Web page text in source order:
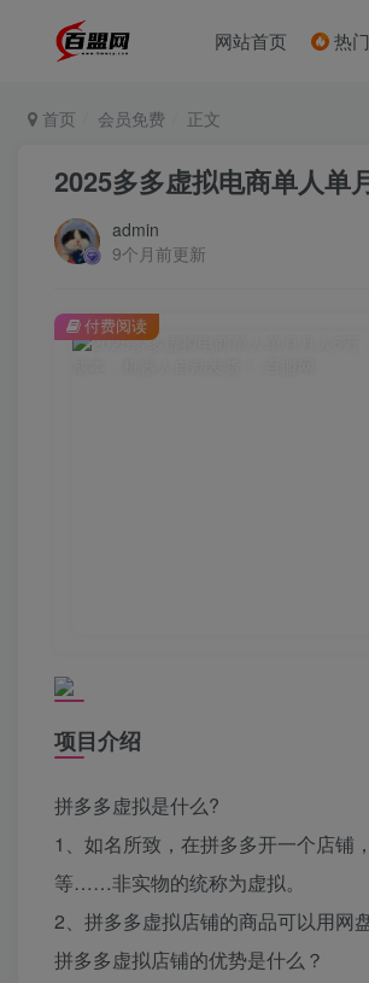
网站首页 热
首页 会员免费 正文
2025多多虚拟电商单人单
admin
9个月前更新
付费阅读
项目介绍
拼多多虚拟是什么?
1、如名所致，在拼多多开一个店铺
等……非实物的统称为虚拟。
2、拼多多虚拟店铺的商品可以用网
拼多多虚拟店铺的优势是什么？